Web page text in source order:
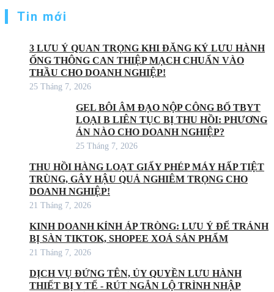
Tin mới
3 LƯU Ý QUAN TRỌNG KHI ĐĂNG KÝ LƯU HÀNH
ỐNG THÔNG CAN THIỆP MẠCH CHUẨN VÀO
THẦU CHO DOANH NGHIỆP!
25 Tháng 7, 2026
GEL BÔI ÂM ĐẠO NỘP CÔNG BỐ TBYT
LOẠI B LIÊN TỤC BỊ THU HỒI: PHƯƠNG
ÁN NÀO CHO DOANH NGHIỆP?
25 Tháng 7, 2026
THU HỒI HÀNG LOẠT GIẤY PHÉP MÁY HẤP TIỆT
TRÙNG, GÂY HẬU QUẢ NGHIÊM TRỌNG CHO
DOANH NGHIỆP!
21 Tháng 7, 2026
KINH DOANH KÍNH ÁP TRÒNG: LƯU Ý ĐỂ TRÁNH
BỊ SÀN TIKTOK, SHOPEE XOÁ SẢN PHẨM
21 Tháng 7, 2026
DỊCH VỤ ĐỨNG TÊN, ỦY QUYỀN LƯU HÀNH
THIẾT BỊ Y TẾ - RÚT NGẮN LỘ TRÌNH NHẬP